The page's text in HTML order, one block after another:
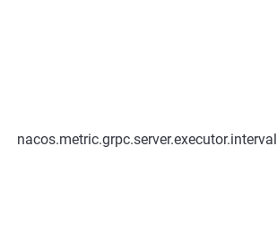
nacos.metric.grpc.server.executor.interval